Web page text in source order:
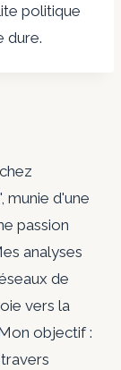
politique
dure.
munie d'une
passion
analyses
de
vers la
objectif :